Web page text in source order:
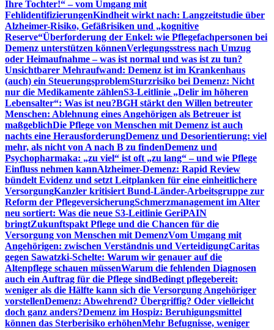
Ihre Tochter!“ – vom Umgang mit
FehlidentifizierungenKindheit wirkt nach: Langzeitstudie über
Alzheimer-Risiko, Gefäßrisiken und „kognitive
Reserve“Überforderung der Enkel: wie Pflegefachpersonen bei
Demenz unterstützen könnenVerlegungsstress nach Umzug
oder Heimaufnahme – was ist normal und was ist zu tun?
Unsichtbarer Mehraufwand: Demenz ist im Krankenhaus
(auch) ein SteuerungsproblemSturzrisiko bei Demenz: Nicht
nur die Medikamente zählenS3-Leitlinie „Delir im höheren
Lebensalter“: Was ist neu?BGH stärkt den Willen betreuter
Menschen: Ablehnung eines Angehörigen als Betreuer ist
maßgeblichDie Pflege von Menschen mit Demenz ist auch
nachts eine HerausforderungDemenz und Desorientierung: viel
mehr, als nicht von A nach B zu findenDemenz und
Psychopharmaka: „zu viel“ ist oft „zu lang“ – und wie Pflege
Einfluss nehmen kannAlzheimer-Demenz: Rapid Review
bündelt Evidenz und setzt Leitplanken für eine einheitlichere
VersorgungKanzler kritisiert Bund-Länder-Arbeitsgruppe zur
Reform der PflegeversicherungSchmerzmanagement im Alter
neu sortiert: Was die neue S3-Leitlinie GeriPAIN
bringtZukunftspakt Pflege und die Chancen für die
Versorgung von Menschen mit DemenzVom Umgang mit
Angehörigen: zwischen Verständnis und VerteidigungCaritas
gegen Sawatzki-Schelte: Warum wir genauer auf die
Altenpflege schauen müssenWarum die fehlenden Diagnosen
auch ein Auftrag für die Pflege sindBedingt pflegebereit:
weniger als die Hälfte kann sich die Versorgung Angehöriger
vorstellenDemenz: Abwehrend? Übergriffig? Oder vielleicht
doch ganz anders?Demenz im Hospiz: Beruhigungsmittel
können das Sterberisiko erhöhenMehr Befugnisse, weniger